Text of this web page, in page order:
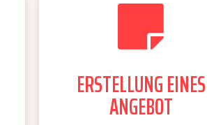
ERSTELLUNG EINES
ANGEBOT